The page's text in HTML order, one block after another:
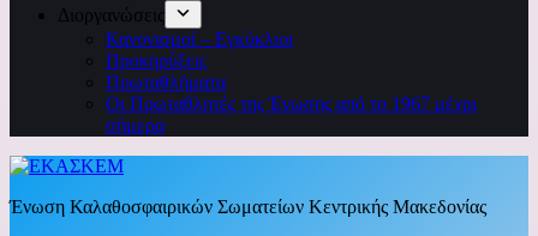
Διοργανώσεις
Κανονισμοί – Εγκύκλιοι
Προκηρύξεις
Πρωταθλήματα
Οι Πρωταθλητές της Ένωσης από το 1967 μέχρι
σήμερα
Ένωση Καλαθοσφαιρικών Σωματείων Κεντρικής Μακεδονίας